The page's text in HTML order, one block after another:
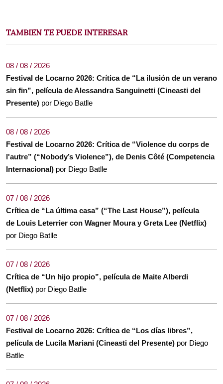
TAMBIEN TE PUEDE INTERESAR
08 / 08 / 2026
Festival de Locarno 2026: Crítica de “La ilusión de un verano
sin fin”, película de Alessandra Sanguinetti (Cineasti del
Presente) por Diego Batlle
08 / 08 / 2026
Festival de Locarno 2026: Crítica de “Violence du corps de
l'autre” (“Nobody’s Violence”), de Denis Côté (Competencia
Internacional) por Diego Batlle
07 / 08 / 2026
Crítica de “La última casa” (“The Last House”), película
de Louis Leterrier con Wagner Moura y Greta Lee (Netflix)
por Diego Batlle
07 / 08 / 2026
Crítica de “Un hijo propio”, película de Maite Alberdi
(Netflix) por Diego Batlle
07 / 08 / 2026
Festival de Locarno 2026: Crítica de “Los días libres”,
película de Lucila Mariani (Cineasti del Presente) por Diego
Batlle